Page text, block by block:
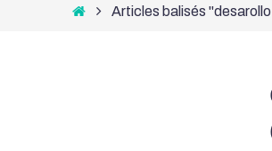
HomeArticles balisés